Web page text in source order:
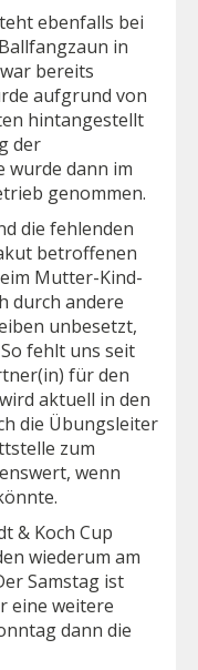
ebenfalls bei
in
bereits
aufgrund von
hintangestellt
der
wurde dann im
genommen.
die fehlenden
betroffenen
Mutter-Kind-
durch andere
unbesetzt,
fehlt uns seit
für den
aktuell in den
die Übungsleiter
zum
wenn
& Koch Cup
wiederum am
Samstag ist
eine weitere
dann die